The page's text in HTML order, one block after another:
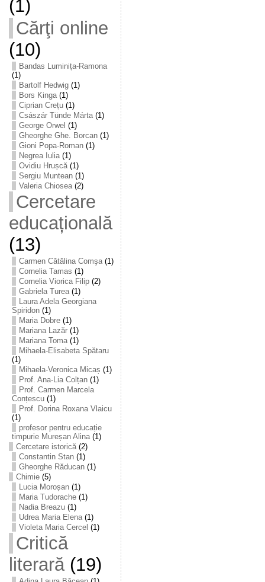
(1)
Cărţi online
(10)
Bandas Luminița-Ramona
(1)
Bartolf Hedwig(1)
Bors Kinga(1)
Ciprian Crețu(1)
Császár Tünde Márta(1)
George Orwel (1)
Gheorghe Ghe. Borcan(1)
Gioni Popa-Roman(1)
Negrea Iulia(1)
Ovidiu Hrușcă(1)
Sergiu Muntean(1)
Valeria Chiosea(2)
Cercetare
educațională
(13)
Carmen Cătălina Comşa(1)
Cornelia Tamas (1)
Cornelia Viorica Filip(2)
Gabriela Turea(1)
Laura Adela Georgiana
Spiridon(1)
Maria Dobre(1)
Mariana Lazăr(1)
Mariana Toma(1)
Mihaela-Elisabeta Spătaru
(1)
Mihaela-Veronica Micaș (1)
Prof. Ana-Lia Colțan(1)
Prof. Carmen Marcela
Conțescu(1)
Prof. Dorina Roxana Vlaicu
(1)
profesor pentru educație
timpurie Mureșan Alina(1)
Cercetare istorică(2)
Constantin Stan(1)
Gheorghe Răducan(1)
Chimie(5)
Lucia Moroșan(1)
Maria Tudorache(1)
Nadia Breazu(1)
Udrea Maria Elena(1)
Violeta Maria Cercel (1)
Critică
literară(19)